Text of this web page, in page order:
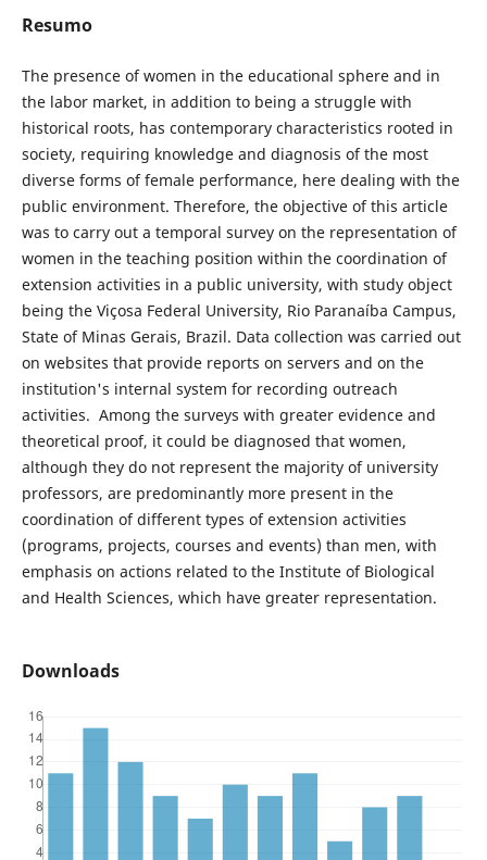
Resumo
The presence of women in the educational sphere and in
the labor market, in addition to being a struggle with
historical roots, has contemporary characteristics rooted in
society, requiring knowledge and diagnosis of the most
diverse forms of female performance, here dealing with the
public environment. Therefore, the objective of this article
was to carry out a temporal survey on the representation of
women in the teaching position within the coordination of
extension activities in a public university, with study object
being the Viçosa Federal University, Rio Paranaíba Campus,
State of Minas Gerais, Brazil. Data collection was carried out
on websites that provide reports on servers and on the
institution's internal system for recording outreach
activities. Among the surveys with greater evidence and
theoretical proof, it could be diagnosed that women,
although they do not represent the majority of university
professors, are predominantly more present in the
coordination of different types of extension activities
(programs, projects, courses and events) than men, with
emphasis on actions related to the Institute of Biological
and Health Sciences, which have greater representation.
Downloads